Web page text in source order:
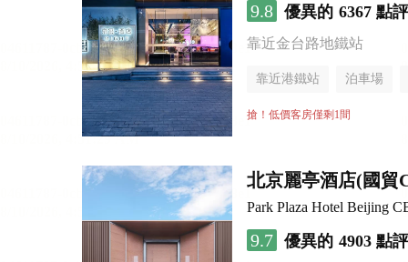
9.8 優異的 6367 點評
靠近金台路地鐵站
靠近港鐵站 泊車場
無煙樓層
搶！低價客房僅剩1間
北京麗亭酒店(國貿
Park Plaza Hotel Beijing
9.7 優異的 4903 點評